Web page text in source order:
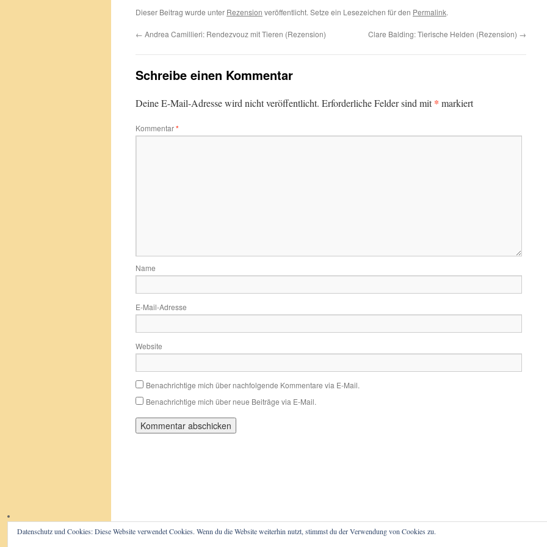
Dieser Beitrag wurde unter Rezension veröffentlicht. Setze ein Lesezeichen für den Permalink.
← Andrea Camillieri: Rendezvouz mit Tieren (Rezension) Clare Balding: Tierische Helden (Rezension) →
Schreibe einen Kommentar
Deine E-Mail-Adresse wird nicht veröffentlicht. Erforderliche Felder sind mit* markiert
Kommentar*
Name
E-Mail-Adresse
Website
Benachrichtige mich über nachfolgende Kommentare via E-Mail.
Benachrichtige mich über neue Beiträge via E-Mail.
Datenschutz und Cookies: Diese Website verwendet Cookies. Wenn du die Website weiterhin nutzt, stimmst du der Verwendung von Cookies zu.